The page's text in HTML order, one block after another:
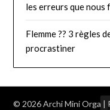
les erreurs que nous
Flemme ?? 3 règles
procrastiner
© 2026 Archi Mini Orga |